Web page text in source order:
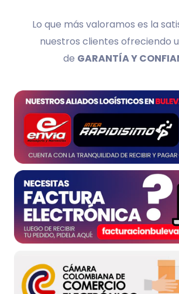
Lo que más valoramos es la
nuestros clientes ofreciendo
de GARANTÍA Y